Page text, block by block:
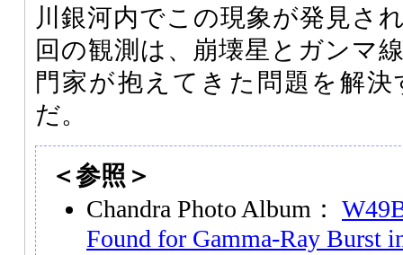
川銀河内でこの現象が発見さ
回の観測は、崩壊星とガンマ
門家が抱えてきた問題を解
だ。
＜参照＞
Chandra Photo Album：
Found for Gamma-Ray Burst